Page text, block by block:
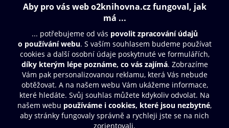
Obsah ke stažení
Další zábava
© O2 Czech Republic a.s.
Nákupní řád
Přístupnost